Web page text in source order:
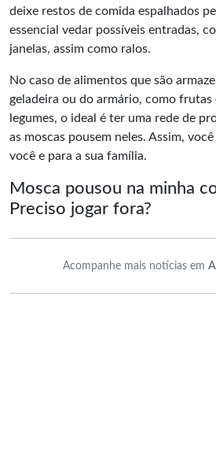
deixe restos de comida espalhados
essencial vedar possíveis entradas,
janelas, assim como ralos.
No caso de alimentos que são
geladeira ou do armário, como frutas
legumes, o ideal é ter uma rede de
as moscas pousem neles. Assim,
você e para a sua família.
Mosca pousou na minha
Preciso jogar fora?
Acompanhe mais notícias em